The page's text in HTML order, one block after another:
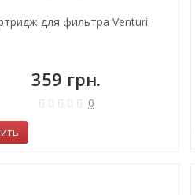
для фильтра Venturi
359 грн.
0